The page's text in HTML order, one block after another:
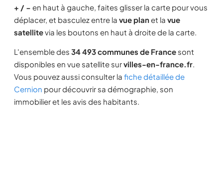
+ / − en haut à gauche, faites glisser la carte pour vous
déplacer, et basculez entre la vue planet la vue
satellitevia les boutons en haut à droite de la carte.
L'ensemble des 34 493 communes de France sont
disponibles en vue satellite survilles-en-france.fr.
Vous pouvez aussi consulter la fiche détaillée de
Cernion pour découvrir sa démographie, son
immobilier et les avis des habitants.